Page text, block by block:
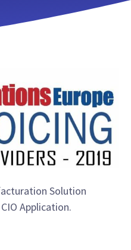
Solution
Application.